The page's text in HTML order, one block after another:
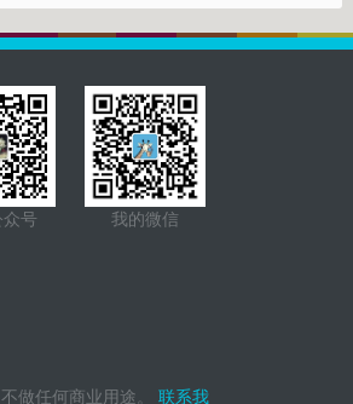
号 我的微信
做任何商业用途。 联系我